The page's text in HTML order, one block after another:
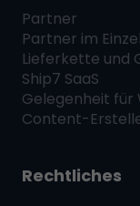
Partner
Partner im
Lieferkette und
Ship7 SaaS
Gelegenheit für
Content-
Rechtliches